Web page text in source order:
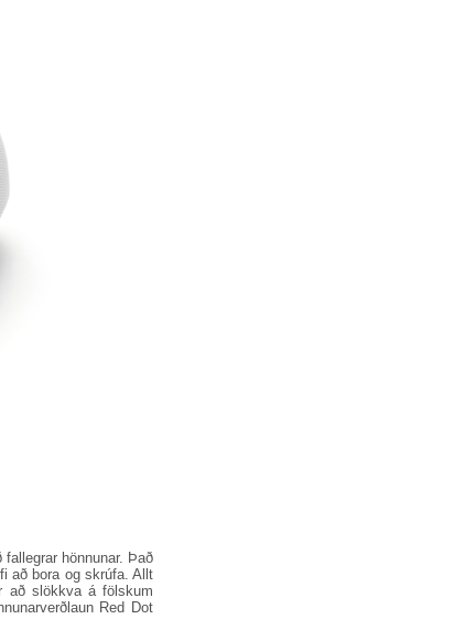
hönnunar. Það
að bora og skrúfa. Allt
að slökkva á fölskum
Red Dot